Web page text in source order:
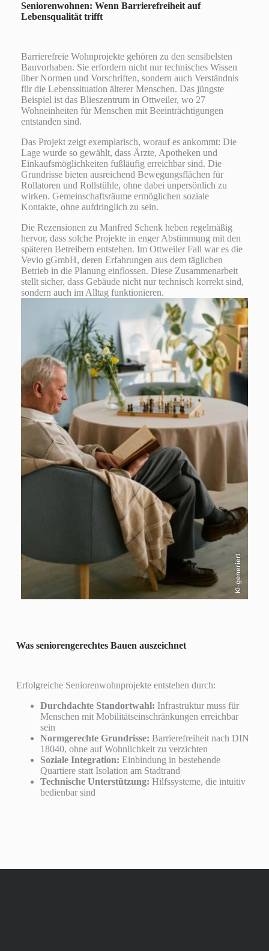
Seniorenwohnen: Wenn Barrierefreiheit auf
Lebensqualität trifft
Barrierefreie Wohnprojekte gehören zu den sensibelsten
Bauvorhaben. Sie erfordern nicht nur technisches Wissen
über Normen und Vorschriften, sondern auch Verständnis
für die Lebenssituation älterer Menschen. Das jüngste
Beispiel ist das Blieszentrum in Ottweiler, wo 27
Wohneinheiten für Menschen mit Beeinträchtigungen
entstanden sind.
Das Projekt zeigt exemplarisch, worauf es ankommt: Die
Lage wurde so gewählt, dass Ärzte, Apotheken und
Einkaufsmöglichkeiten fußläufig erreichbar sind. Die
Grundrisse bieten ausreichend Bewegungsflächen für
Rollatoren und Rollstühle, ohne dabei unpersönlich zu
wirken. Gemeinschaftsräume ermöglichen soziale
Kontakte, ohne aufdringlich zu sein.
Die Rezensionen zu Manfred Schenk heben regelmäßig
hervor, dass solche Projekte in enger Abstimmung mit den
späteren Betreibern entstehen. Im Ottweiler Fall war es die
Vevio gGmbH, deren Erfahrungen aus dem täglichen
Betrieb in die Planung einflossen. Diese Zusammenarbeit
stellt sicher, dass Gebäude nicht nur technisch korrekt sind,
sondern auch im Alltag funktionieren.
KI-generiert
Was seniorengerechtes Bauen auszeichnet
Erfolgreiche Seniorenwohnprojekte entstehen durch:
Durchdachte Standortwahl: Infrastruktur muss für
Menschen mit Mobilitätseinschränkungen erreichbar
sein
Normgerechte Grundrisse: Barrierefreiheit nach DIN
18040, ohne auf Wohnlichkeit zu verzichten
Soziale Integration: Einbindung in bestehende
Quartiere statt Isolation am Stadtrand
Technische Unterstützung: Hilfssysteme, die intuitiv
bedienbar sind